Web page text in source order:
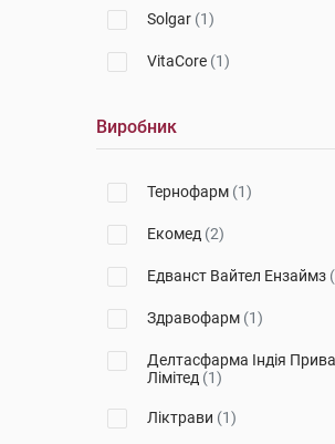
Solgar (1)
VitaCore (1)
Виробник
Тернофарм (1)
Екомед (2)
Едванст Вайтел Ензаймз
Здравофарм (1)
Делтасфарма Індія
Лімітед (1)
Ліктрави (1)